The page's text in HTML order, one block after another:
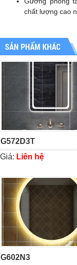
chất lượng cao
SẢN PHẨM KHÁC
G572D3T
Giá: Liên hệ
G602N3